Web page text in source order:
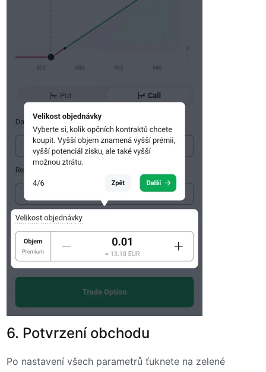
6. Potvrzení obchodu
Po nastavení všech parametrů ťuknete na zelené